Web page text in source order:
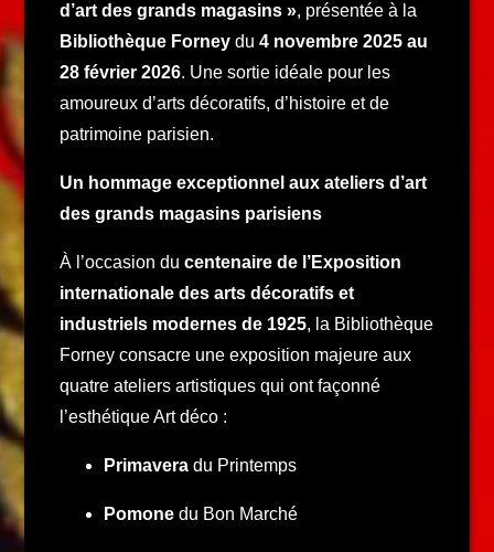
d’art des grands magasins », présentée à la
Bibliothèque Forney du4 novembre 2025 au
28 février 2026. Une sortie idéale pour les
amoureux d’arts décoratifs, d’histoire et de
patrimoine parisien.
Un hommage exceptionnel aux ateliers d’art
des grands magasins parisiens
À l’occasion ducentenaire de l’Exposition
internationale des arts décoratifs et
industriels modernes de 1925, la Bibliothèque
Forney consacre une exposition majeure aux
quatre ateliers artistiques qui ont façonné
l’esthétique Art déco :
Primavera du Printemps
Pomone du Bon Marché